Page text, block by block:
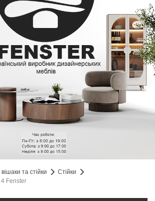
вішаки та стійки
Стійки
Fenster